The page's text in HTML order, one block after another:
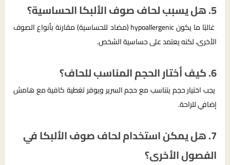
5. هل يسبب لحاف صوف الألبكا الحساسية؟
غالبًا ما يكون hypoallergenic (مضاد للحساسية) مقارنة بأنواع الصوف
الأخرى، لكنه يعتمد على حساسية الشخص.
6. كيف أختار الحجم المناسب للحاف؟
يجب اختيار حجم يتناسب مع حجم السرير ويوفر تغطية كافية مع هامش
إضافي للراحة.
7. هل يمكن استخدام لحاف صوف الألبكا في
الفصول الأخرى؟